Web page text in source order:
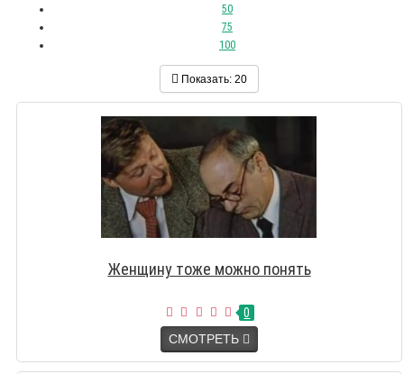
50
75
100
Показать: 20
Женщину тоже можно понять
0
СМОТРЕТЬ